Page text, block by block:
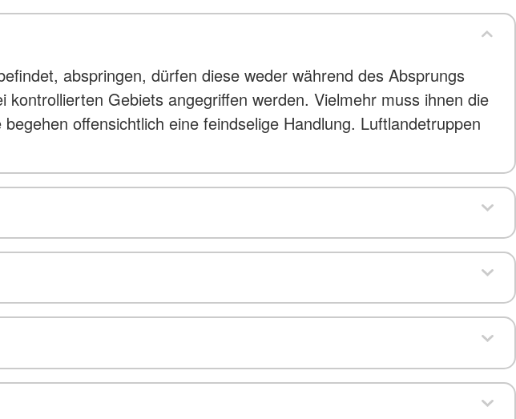
abspringen, dürfen diese weder während des Absprungs
Gebiets angegriffen werden. Vielmehr muss ihnen die
offensichtlich eine feindselige Handlung. Luftlandetruppen